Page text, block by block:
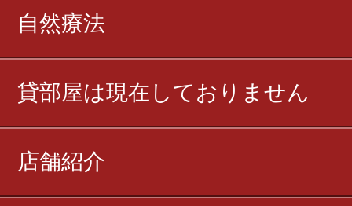
自然療法
貸部屋は現在しておりません
店舗紹介